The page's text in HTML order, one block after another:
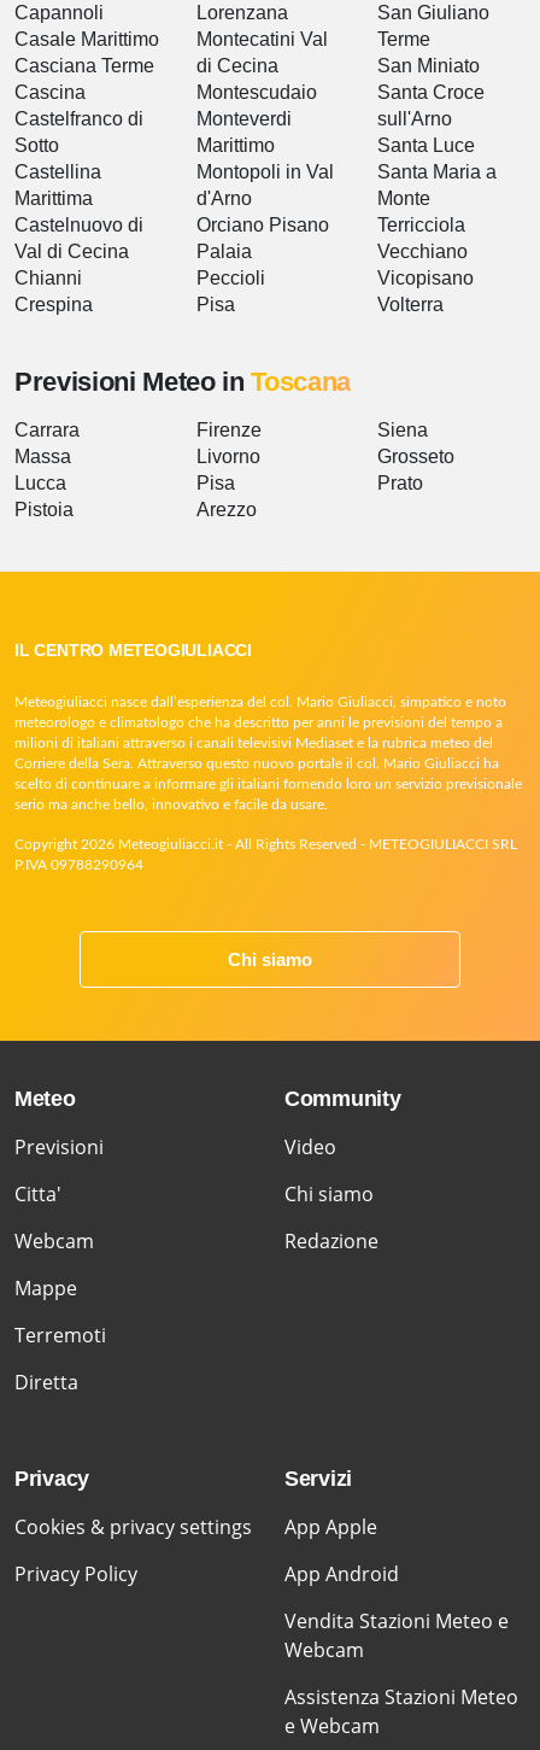
Capannoli
Casale Marittimo
Casciana Terme
Cascina
Castelfranco di
Sotto
Castellina
Marittima
Castelnuovo di
Val di Cecina
Chianni
Crespina
Lorenzana
Montecatini Val
di Cecina
Montescudaio
Monteverdi
Marittimo
Montopoli in Val
d'Arno
Orciano Pisano
Palaia
Peccioli
Pisa
San Giuliano
Terme
San Miniato
Santa Croce
sull'Arno
Santa Luce
Santa Maria a
Monte
Terricciola
Vecchiano
Vicopisano
Volterra
Previsioni Meteo inToscana
Carrara
Massa
Lucca
Pistoia
Firenze
Livorno
Pisa
Arezzo
Siena
Grosseto
Prato
IL CENTRO METEOGIULIACCI
Meteogiuliacci nasce dall’esperienza del col. Mario Giuliacci, simpatico e noto
meteorologo e climatologo che ha descritto per anni le previsioni del tempo a
milioni di italiani attraverso i canali televisivi Mediaset e la rubrica meteo del
Corriere della Sera. Attraverso questo nuovo portale il col. Mario Giuliacci ha
scelto di continuare a informare gli italiani fornendo loro un servizio previsionale
serio ma anche bello, innovativo e facile da usare.
Copyright 2026 Meteogiuliacci.it - All Rights Reserved - METEOGIULIACCI SRL
P.IVA 09788290964
Chi siamo
Meteo
Previsioni
Citta'
Webcam
Mappe
Terremoti
Diretta
Community
Video
Chi siamo
Redazione
Privacy
Cookies & privacy settings
Privacy Policy
Servizi
App Apple
App Android
Vendita Stazioni Meteo e
Webcam
Assistenza Stazioni Meteo
e Webcam